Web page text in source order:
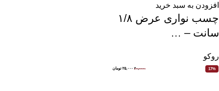
افزودن به سبد خرید
چسب نواری عرض ۱/۸
سانت – …
روکو
17% ۳۰,۰۰۰ ۲۵,۰۰۰ تومان